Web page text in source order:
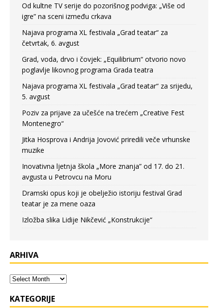
Od kultne TV serije do pozorišnog podviga: „Više od
igre” na sceni između crkava
Najava programa XL festivala „Grad teatar“ za
četvrtak, 6. avgust
Grad, voda, drvo i čovjek: „Equilibrium“ otvorio novo
poglavlje likovnog programa Grada teatra
Najava programa XL festivala „Grad teatar“ za srijedu,
5. avgust
Poziv za prijave za učešće na trećem „Creative Fest
Montenegro“
Jitka Hosprova i Andrija Jovović priredili veče vrhunske
muzike
Inovativna ljetnja škola „More znanja” od 17. do 21.
avgusta u Petrovcu na Moru
Dramski opus koji je obelježio istoriju festival Grad
teatar je za mene oaza
Izložba slika Lidije Nikčević „Konstrukcije“
ARHIVA
KATEGORIJE